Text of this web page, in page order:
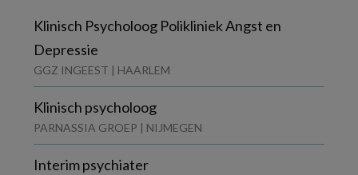
Klinisch Psycholoog Polikliniek Angst en
Depressie
GGZ INGEEST | HAARLEM
Klinisch psycholoog
PARNASSIA GROEP | NIJMEGEN
Interim psychiater